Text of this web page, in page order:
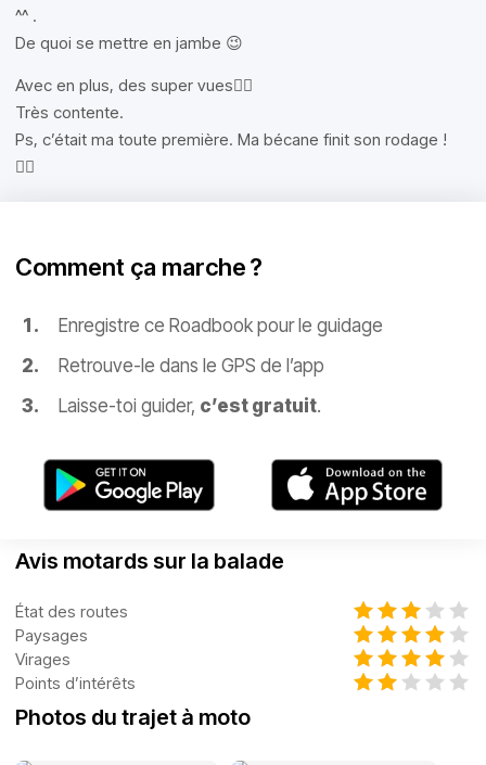
^^ .
De quoi se mettre en jambe 😉
Avec en plus, des super vues👌🏽
Très contente.
Ps, c’était ma toute première. Ma bécane finit son rodage !
✌🏽
Comment ça marche ?
Enregistre ce Roadbook pour le guidage
Retrouve-le dans le GPS de l’app
Laisse-toi guider, c’est gratuit.
Avis motards sur la balade
État des routes
Paysages
Virages
Points d’intérêts
Photos du trajet à moto